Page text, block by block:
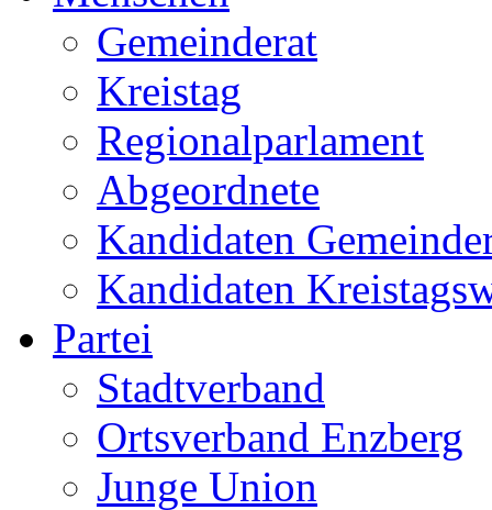
Gemeinderat
Kreistag
Regionalparlament
Abgeordnete
Kandidaten
Kandidaten
Partei
Stadtverband
Ortsverband Enzberg
Junge Union